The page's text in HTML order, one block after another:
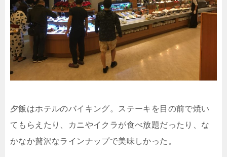
夕飯はホテルのバイキング。ステーキを目の前で焼い
てもらえたり、カニやイクラが食べ放題だったり、な
かなか贅沢なラインナップで美味しかった。